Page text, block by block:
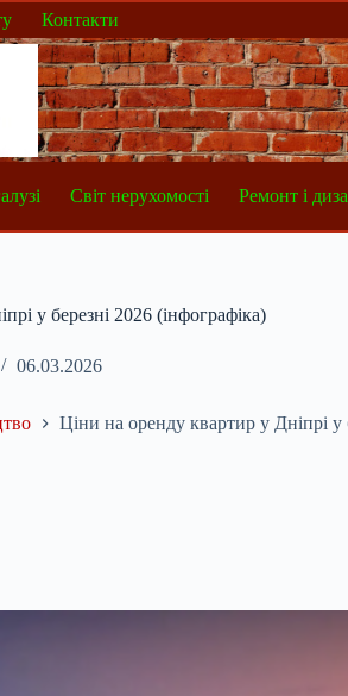
Контакти
Світ нерухомості Ремонт і
у березні 2026 (інфографіка)
06.03.2026
Ціни на оренду квартир у Дніпрі у